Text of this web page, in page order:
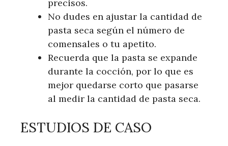
precisos.
No dudes en ajustar la cantidad de
pasta seca según el número de
comensales o tu apetito.
Recuerda que la pasta se expande
durante la cocción, por lo que es
mejor quedarse corto que pasarse
al medir la cantidad de pasta seca.
ESTUDIOS DE CASO